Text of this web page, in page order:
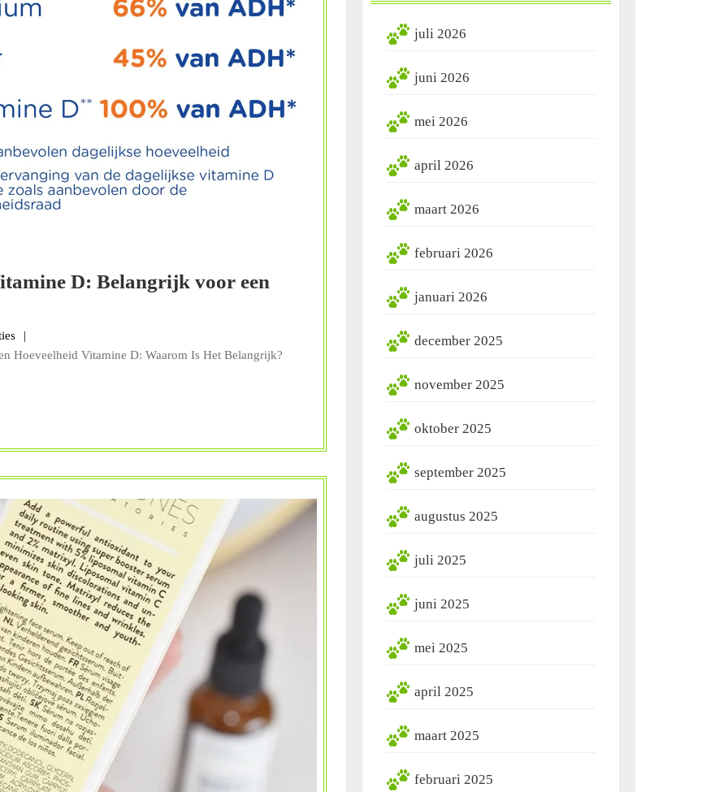
D: Belangrijk voor een
Hoeveelheid Vitamine D: Waarom Is Het Belangrijk?
juli 2026
juni 2026
mei 2026
april 2026
maart 2026
februari 2026
januari 2026
december 2025
november 2025
oktober 2025
september 2025
augustus 2025
juli 2025
juni 2025
mei 2025
april 2025
maart 2025
februari 2025